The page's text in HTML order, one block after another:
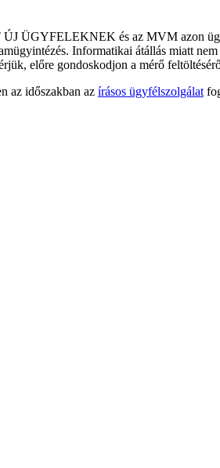
ÜGYFELEKNEK és az MVM azon
Informatikai átállás miatt
előre gondoskodjon a mérő
az időszakban az írásos ügyfélszolgálat